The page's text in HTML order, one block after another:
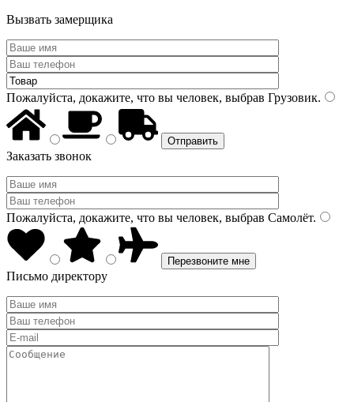
Вызвать замерщика
Пожалуйста, докажите, что вы человек, выбрав Грузовик.
Заказать звонок
Пожалуйста, докажите, что вы человек, выбрав Самолёт.
Письмо директору